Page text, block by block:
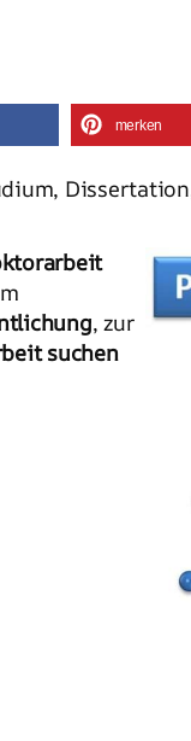
merken
, zur
suchen